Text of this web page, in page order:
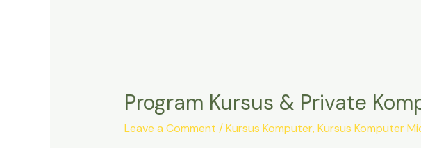
Program Kursus & Private
Leave a Comment /Kursus Komputer,Kursus Komputer
&
Private